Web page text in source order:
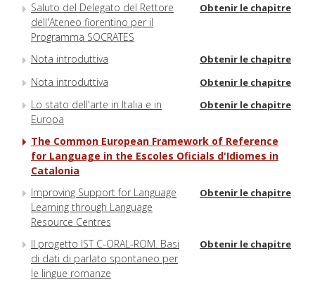
Saluto del Delegato del Rettore
dell'Ateneo fiorentino per il
Programma SOCRATES
Obtenir le chapitre
Nota introduttiva Obtenir le chapitre
Nota introduttiva Obtenir le chapitre
Lo stato dell'arte in Italia e in
Europa
Obtenir le chapitre
The Common European Framework of Reference
for Language in the Escoles Oficials d'Idiomes in
Catalonia
Improving Support for Language
Learning through Language
Resource Centres
Obtenir le chapitre
Il progetto IST C-ORAL-ROM. Basi
di dati di parlato spontaneo per
le lingue romanze
Obtenir le chapitre